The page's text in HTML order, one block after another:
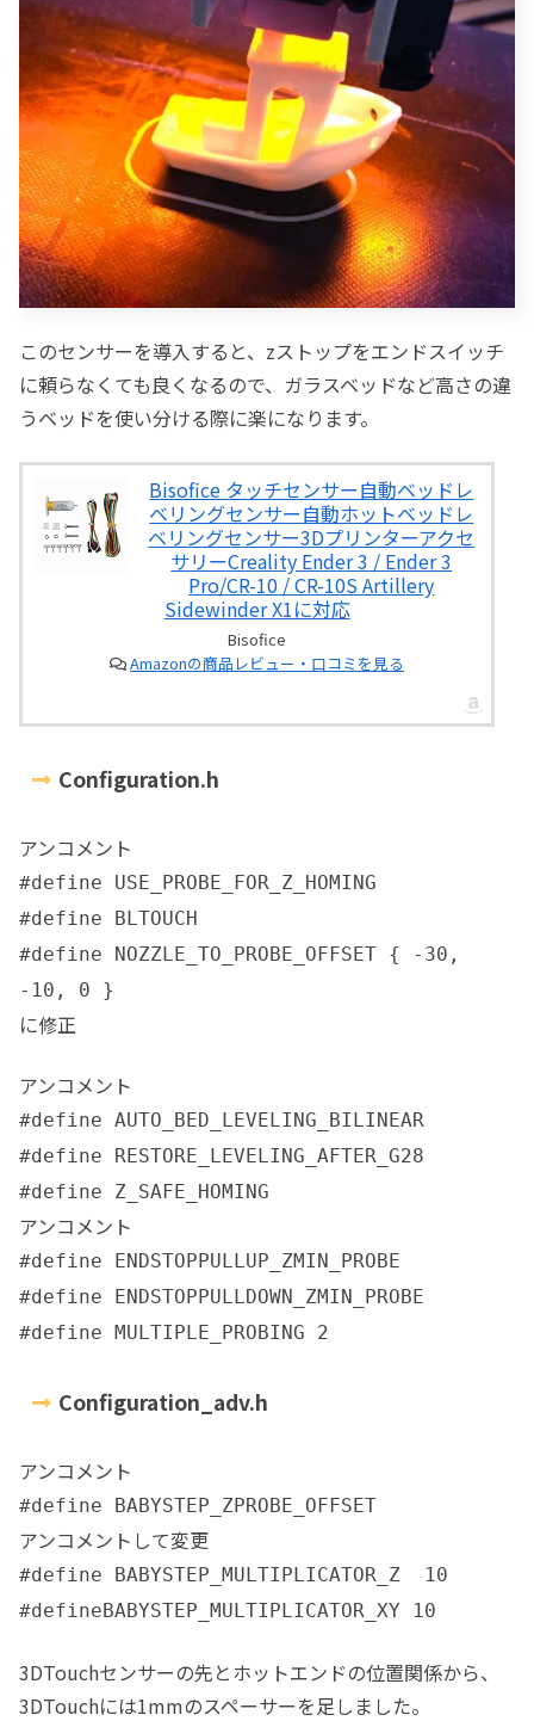
このセンサーを導入すると、zストップをエンドスイッチ
に頼らなくても良くなるので、ガラスベッドなど高さの違
うベッドを使い分ける際に楽になります。
Bisofice タッチセンサー自動ベッドレ
ベリングセンサー自動ホットベッドレ
ベリングセンサー3Dプリンターアクセ
サリーCreality Ender 3 / Ender 3
Pro/CR-10 / CR-10S Artillery
Sidewinder X1に対応
Bisofice
Amazonの商品レビュー・口コミを見る
Configuration.h
アンコメント
#define USE_PROBE_FOR_Z_HOMING
#define BLTOUCH
#define NOZZLE_TO_PROBE_OFFSET { -30,
-10, 0 }
に修正
アンコメント
#define AUTO_BED_LEVELING_BILINEAR
#define RESTORE_LEVELING_AFTER_G28
#define Z_SAFE_HOMING
アンコメント
#define ENDSTOPPULLUP_ZMIN_PROBE
#define ENDSTOPPULLDOWN_ZMIN_PROBE
#define MULTIPLE_PROBING 2
Configuration_adv.h
アンコメント
#define BABYSTEP_ZPROBE_OFFSET
アンコメントして変更
#define BABYSTEP_MULTIPLICATOR_Z 10
#defineBABYSTEP_MULTIPLICATOR_XY 10
3DTouchセンサーの先とホットエンドの位置関係から、
3DTouchには1mmのスペーサーを足しました。